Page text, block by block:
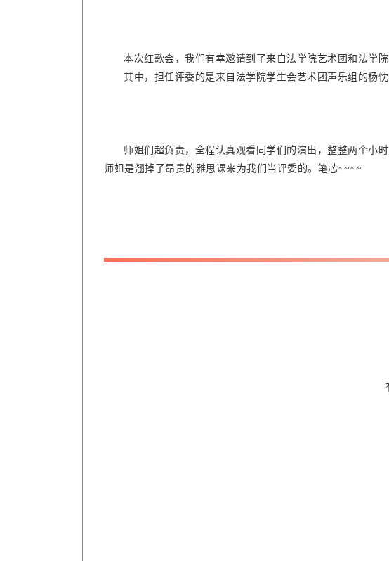
本次红歌会，我们有幸邀请到了来自法学院艺术团和法学
其中，担任评委的是来自法学院学生会艺术团声乐组的杨
师姐们超负责，全程认真观看同学们的演出，整整两个小
师姐是翘掉了昂贵的雅思课来为我们当评委的。笔芯~~~~